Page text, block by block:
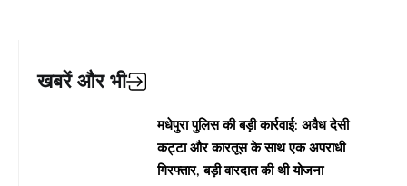
खबरें और भी
मधेपुरा पुलिस की बड़ी कार्रवाई: अवैध देसी
कट्टा और कारतूस के साथ एक अपराधी
गिरफ्तार, बड़ी वारदात की थी योजना